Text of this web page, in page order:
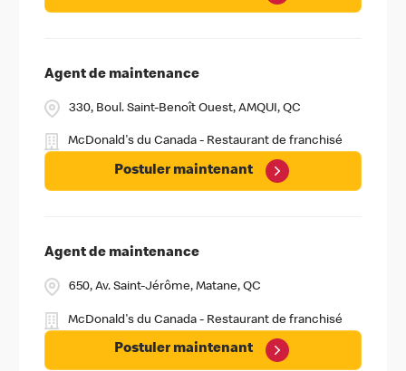
Agent de maintenance
330, Boul. Saint-Benoît Ouest, AMQUI, QC
McDonald's du Canada - Restaurant de franchisé
Postuler maintenant
Agent de maintenance
650, Av. Saint-Jérôme, Matane, QC
McDonald's du Canada - Restaurant de franchisé
Postuler maintenant